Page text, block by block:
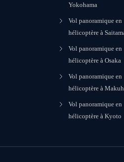
Yokohama
Vol panoramique en
hélicoptère à
Vol panoramique en
hélicoptère à Osaka
Vol panoramique en
hélicoptère à
Vol panoramique en
hélicoptère à Kyoto